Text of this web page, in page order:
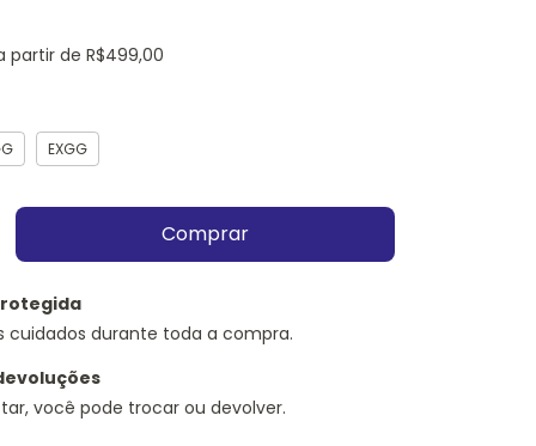
partir deR$499,00
EXGG
cuidados durante toda a compra.
você pode trocar ou devolver.